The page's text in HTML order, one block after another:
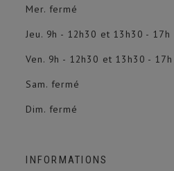
Mer. fermé
Jeu. 9h - 12h30 et 13h30 - 17h
Ven. 9h - 12h30 et 13h30 - 17h
Sam. fermé
Dim. fermé
INFORMATIONS